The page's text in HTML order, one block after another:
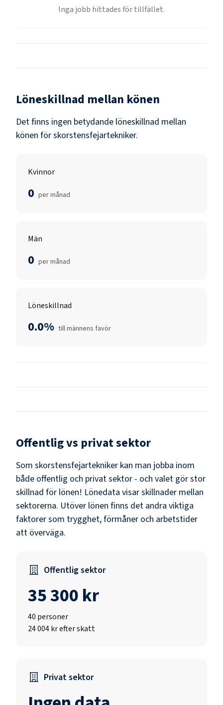
Inga jobb hittades för tillfället.
Löneskillnad mellan könen
Det finns ingen betydande löneskillnad mellan
könen förskorstensfejartekniker.
Kvinnor
0 per månad
Män
0 per månad
Löneskillnad
0.0% till männens favör
Offentlig vs privat sektor
Som skorstensfejartekniker kan man jobba inom
både offentlig och privat sektor - och valet gör stor
skillnad för lönen! Lönedata visar skillnader mellan
sektorerna. Utöver lönen finns det andra viktiga
faktorer som trygghet, förmåner och arbetstider
att överväga.
Offentlig sektor
35 300 kr
40 personer
24 004 kr efter skatt
Privat sektor